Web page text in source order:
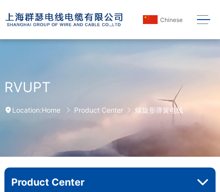
Chinese
RVUPT
Location:Home Product Center 螺旋形弹簧电线
Product Center